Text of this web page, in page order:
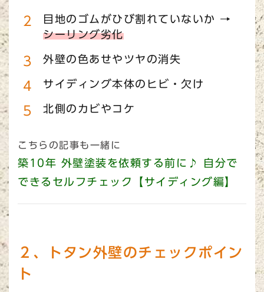
目地のゴムがひび割れていないか →
シーリング劣化
外壁の色あせやツヤの消失
サイディング本体のヒビ・欠け
北側のカビやコケ
こちらの記事も一緒に
築10年 外壁塗装を依頼する前に♪ 自分で
できるセルフチェック【サイディング編】
２、トタン外壁のチェックポイン
ト